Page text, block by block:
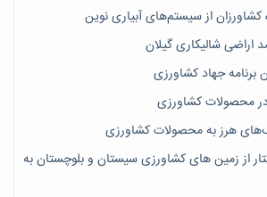
کشاورزان از سیستم‌های آبیاری نوین
جهاد کشاورزی
محصولات کشاورزی
۳۸ هزار هکتار از زمین های کشاورزی سیستان و بلوچستان به